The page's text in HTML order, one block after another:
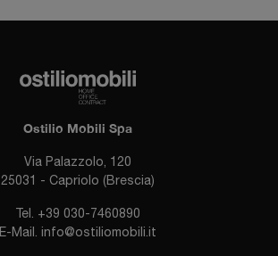
Ostilio Mobili Spa
Via Palazzolo, 120
25031 - Capriolo (Brescia)
Tel. +39 030-7460890
E-Mail. info@ostiliomobili.it